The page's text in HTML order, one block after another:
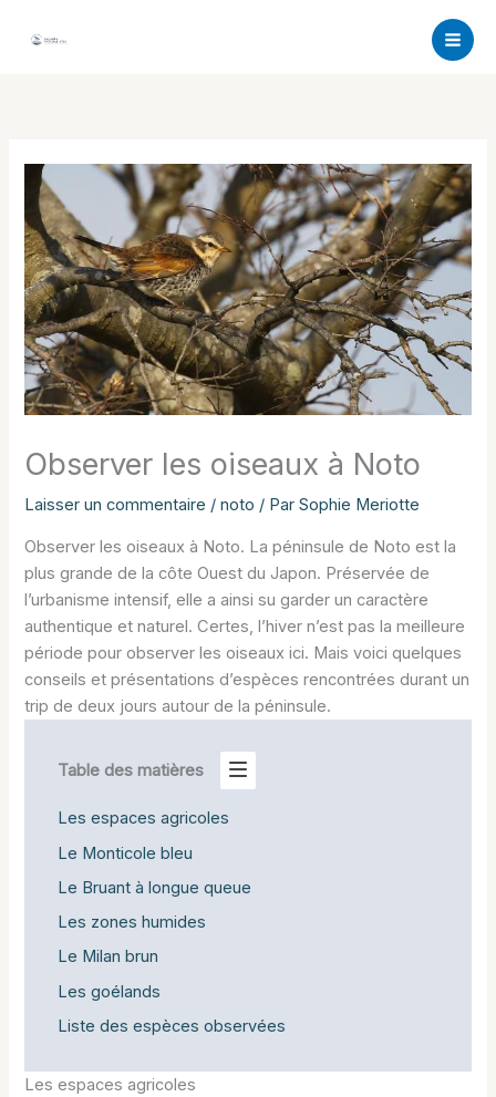
Observer les oiseaux à Noto
Laisser un commentaire /noto / ParSophie Meriotte
Observer les oiseaux à Noto. La péninsule de Noto est la
plus grande de la côte Ouest du Japon. Préservée de
l’urbanisme intensif, elle a ainsi su garder un caractère
authentique et naturel. Certes, l’hiver n’est pas la meilleure
période pour observer les oiseaux ici. Mais voici quelques
conseils et présentations d’espèces rencontrées durant un
trip de deux jours autour de la péninsule.
Table des matières
Les espaces agricoles
Le Monticole bleu
Le Bruant à longue queue
Les zones humides
Le Milan brun
Les goélands
Liste des espèces observées
Les espaces agricoles